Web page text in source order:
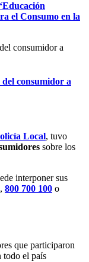
el Consumo en la
consumidor a
Local, tuvo
sobre los
interponer sus
, 800 700 100 o